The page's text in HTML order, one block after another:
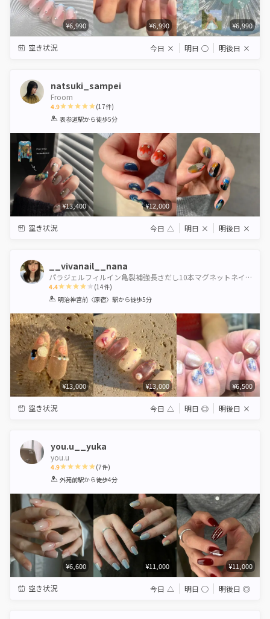
¥6,990 ¥6,990 ¥6,990
空き状況 今日 × 明日 ◯ 明後日 ×
natsuki_sampei
Froom
4.9
1 2 3 4 5
(17件)
表参道駅から徒歩5分
¥13,400 ¥12,000
空き状況 今日 △ 明日 × 明後日 ×
__vivanail__nana
パラジェルフィルイン亀裂補強長さだし10本マグネットネイル海外ネイル自爪を傷つけないワンホンネイル
4.4
1 2 3 4 5
(14件)
明治神宮前〈原宿〉駅から徒歩5分
¥13,000 ¥13,000 ¥6,500
空き状況 今日 △ 明日 ◎ 明後日 ×
you.u__yuka
you.u
4.9
1 2 3 4 5
(7件)
外苑前駅から徒歩4分
¥6,600 ¥11,000 ¥11,000
空き状況 今日 △ 明日 ◯ 明後日 ◎